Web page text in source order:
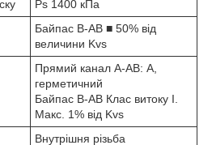
Ps 1400 кПа
Байпас В-АВ ■ 50% від
величини Kvs
Прямий канал А-АВ: А,
герметичний
Байпас В-АВ Клас витоку I.
Макс. 1% від Kvs
Внутрішня різьба